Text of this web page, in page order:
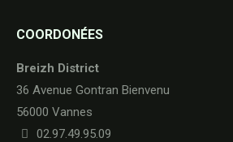
COORDONÉES
Breizh District
36 Avenue Gontran Bienvenu
56000 Vannes
02.97.49.95.09